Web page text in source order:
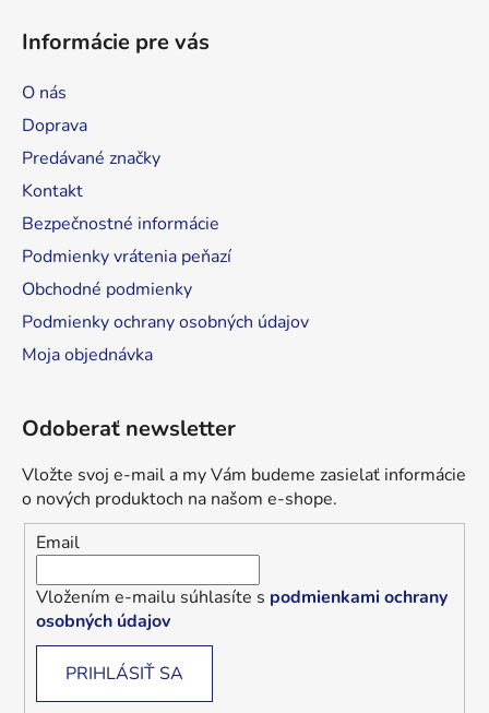
Informácie pre vás
O nás
Doprava
Predávané značky
Kontakt
Bezpečnostné informácie
Podmienky vrátenia peňazí
Obchodné podmienky
Podmienky ochrany osobných údajov
Moja objednávka
Odoberať newsletter
Vložte svoj e-mail a my Vám budeme zasielať informácie
o nových produktoch na našom e-shope.
Email
Vložením e-mailu súhlasíte s podmienkami ochrany
osobných údajov
PRIHLÁSIŤ SA